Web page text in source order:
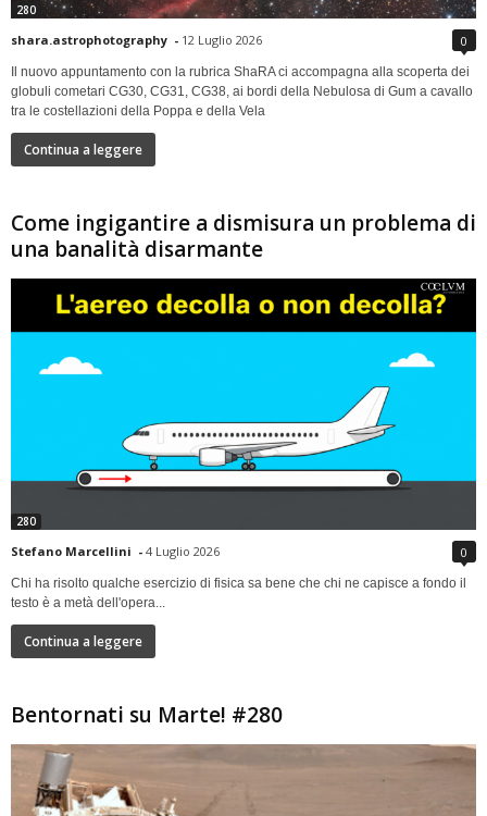
280
shara.astrophotography - 12 Luglio 2026 0
Il nuovo appuntamento con la rubrica ShaRA ci accompagna alla scoperta dei
globuli cometari CG30, CG31, CG38, ai bordi della Nebulosa di Gum a cavallo
tra le costellazioni della Poppa e della Vela
Continua a leggere
Come ingigantire a dismisura un problema di
una banalità disarmante
280
Stefano Marcellini - 4 Luglio 2026 0
Chi ha risolto qualche esercizio di fisica sa bene che chi ne capisce a fondo il
testo è a metà dell'opera...
Continua a leggere
Bentornati su Marte! #280